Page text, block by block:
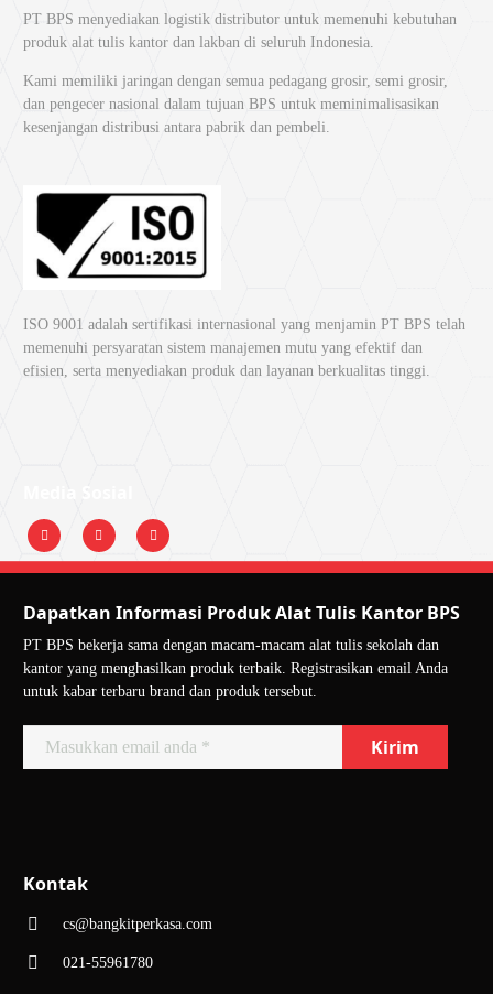
PT BPS menyediakan logistik distributor untuk memenuhi kebutuhan
produk alat tulis kantor dan lakban di seluruh Indonesia.
Kami memiliki jaringan dengan semua pedagang grosir, semi grosir,
dan pengecer nasional dalam tujuan BPS untuk meminimalisasikan
kesenjangan distribusi antara pabrik dan pembeli.
ISO 9001 adalah sertifikasi internasional yang menjamin PT BPS telah
memenuhi persyaratan sistem manajemen mutu yang efektif dan
efisien, serta menyediakan produk dan layanan berkualitas tinggi.
Dapatkan Informasi Produk Alat Tulis Kantor BPS
PT BPS bekerja sama dengan macam-macam alat tulis sekolah dan
kantor yang menghasilkan produk terbaik. Registrasikan email Anda
untuk kabar terbaru brand dan produk tersebut.
Kontak
cs@bangkitperkasa.com
021-55961780